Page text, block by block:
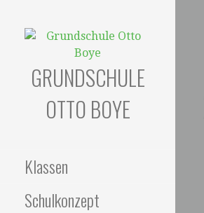
GRUNDSCHULE
OTTO BOYE
Klassen
Schulkonzept